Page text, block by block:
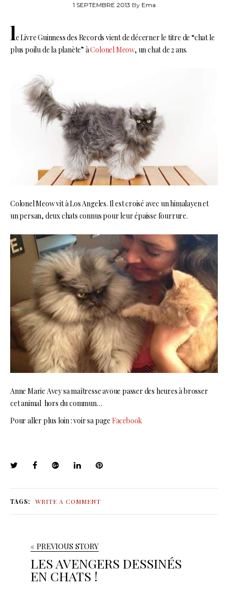
1 SEPTEMBRE 2013 By Ema
le Livre Guinness des Records vient de décerner le titre de “chat le
plus poilu de la planète” àColonel Meow, un chat de 2 ans.
Colonel Meow vit à Los Angeles. Il est croisé avec un himalayen et
un persan, deux chats connus pour leur épaisse fourrure.
Anne Marie Avey sa maîtresse avoue passer des heures à brosser
cet animal hors du commun…
Pour aller plus loin : voir sa page Facebook
TAGS: WRITE A COMMENT
« PREVIOUS STORY
LES AVENGERS DESSINÉS
EN CHATS !